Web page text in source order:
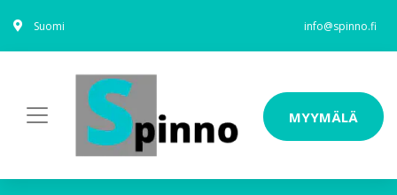
Suomi info@spinno.fi
MYYMÄLÄ